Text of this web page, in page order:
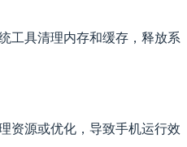
工具清理内存和缓存，释放系
资源或优化，导致手机运行效